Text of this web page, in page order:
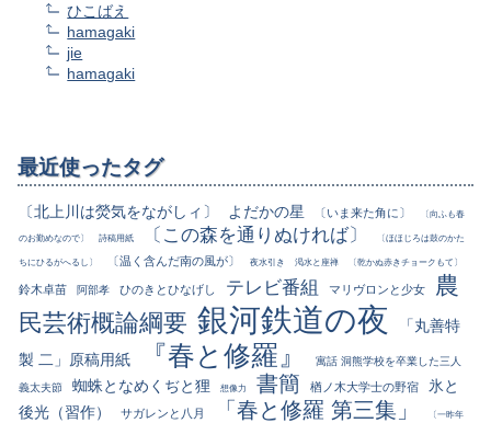
ひこばえ
hamagaki
jie
hamagaki
最近使ったタグ
〔北上川は熒気をながしィ〕 よだかの星 〔いま来た角に〕 〔向ふも春
のお勤めなので〕 詩稿用紙 〔この森を通りぬければ〕 〔ほほじろは鼓のかた
ちにひるがへるし〕 〔温く含んだ南の風が〕 夜水引き 渇水と座禅 〔乾かぬ赤きチョークもて〕
鈴木卓苗 阿部孝 ひのきとひなげし テレビ番組 マリヴロンと少女
農
民芸術概論綱要 銀河鉄道の夜
「丸善特
製 二」原稿用紙
『春と修羅』 寓話 洞熊学校を卒業した三人
義太夫節 蜘蛛となめくぢと狸 想像力 書簡 楢ノ木大学士の野宿
氷と
後光（習作）
サガレンと八月 「春と修羅 第三集」 〔一昨年